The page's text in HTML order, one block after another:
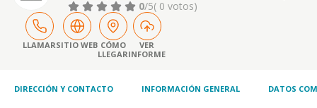
cuenta propia0/5( 0 votos)
LLAMARSITIO WEB CÓMO
LLEGAR
VER
INFORME
DIRECCIÓN Y CONTACTO INFORMACIÓN GENERAL DATOS